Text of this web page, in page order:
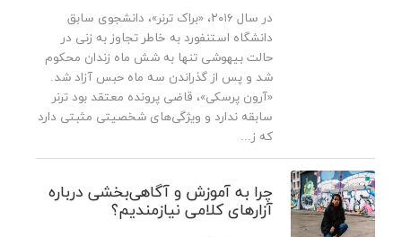
در سال ۲۰۱۶، «براک ترنر»، دانشجوی سابق
دانشگاه استنفورد به خاطر تجاوز به زنی در
حالت بیهوشی تنها به شش ماه زندان محکوم
شد و پس از گذراندن سه ماه حبس آزاد شد.
«آرون پرسکی»، قاضی پرونده معتقد بود ترنر
سابقه ندارد و ویژگی‌های شخصیتی مثبتی دارد
که ز...
چرا به آموزش و آگاهی‌بخشی درباره
آزارهای کلامی نیازمندیم؟